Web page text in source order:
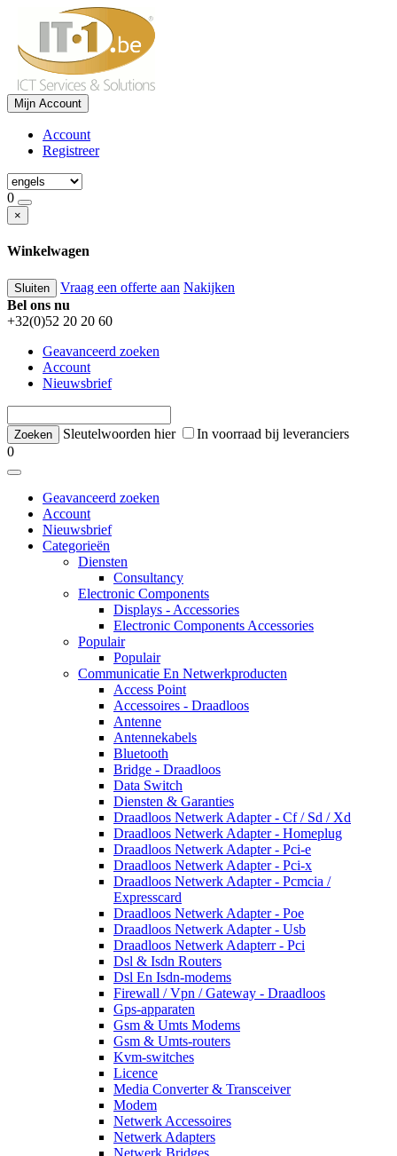
Mijn Account
Account
Registreer
0
×
Winkelwagen
Sluiten Vraag een offerte aan Nakijken
Bel ons nu
+32(0)52 20 20 60
Geavanceerd zoeken
Account
Nieuwsbrief
Sleutelwoorden hier
In voorraad bij leveranciers
0
Geavanceerd zoeken
Account
Nieuwsbrief
Categorieën
Diensten
Consultancy
Electronic Components
Displays - Accessories
Electronic Components Accessories
Populair
Populair
Communicatie En Netwerkproducten
Access Point
Accessoires - Draadloos
Antenne
Antennekabels
Bluetooth
Bridge - Draadloos
Data Switch
Diensten & Garanties
Draadloos Netwerk Adapter - Cf / Sd / Xd
Draadloos Netwerk Adapter - Homeplug
Draadloos Netwerk Adapter - Pci-e
Draadloos Netwerk Adapter - Pci-x
Draadloos Netwerk Adapter - Pcmcia /
Expresscard
Draadloos Netwerk Adapter - Poe
Draadloos Netwerk Adapter - Usb
Draadloos Netwerk Adapterr - Pci
Dsl & Isdn Routers
Dsl En Isdn-modems
Firewall / Vpn / Gateway - Draadloos
Gps-apparaten
Gsm & Umts Modems
Gsm & Umts-routers
Kvm-switches
Licence
Media Converter & Transceiver
Modem
Netwerk Accessoires
Netwerk Adapters
Netwerk Bridges